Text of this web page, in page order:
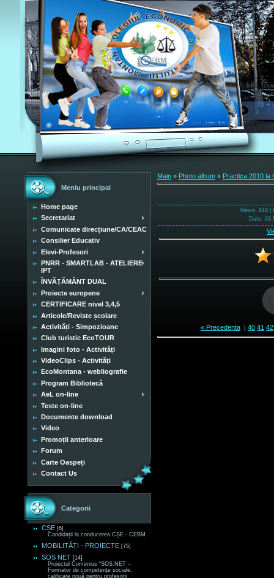
Meniu principal
Home page
Secretariat
Comunicate direcțiune/CA/CEAC
Consilier Educativ
Elevi-Profesori
PNRR - SMARTLAB - ATELIERE
IPT
ÎNVĂȚĂMÂNT DUAL
Proiecte europene
CERTIFICARE nivel 3,4,5
Articole/Reviste școlare
Activități - Simpozioane
Club turistic EcoTOUR
Imagini foto - Activități
VideoClips - Activități
EcoMontana - webliografie
Program Bibliotecă
AeL on-line
Teste on-line
Documente download
Video
Promoții anterioare
Forum
Carte Oaspeți
Contact Us
Categorii
CȘE [6]
Candidații la conducerea CȘE - CEBM
MOBILITĂȚI - PROIECTE [75]
SOS NET [14]
Proiectul Comenius “SOS.NET –
Formator de competenţe sociale,
calificare nouă pentru profesorii
Main » Photo album » Practica 2010 la
Views: 618 |
Date: 03
« Precedenta | 40 41 42